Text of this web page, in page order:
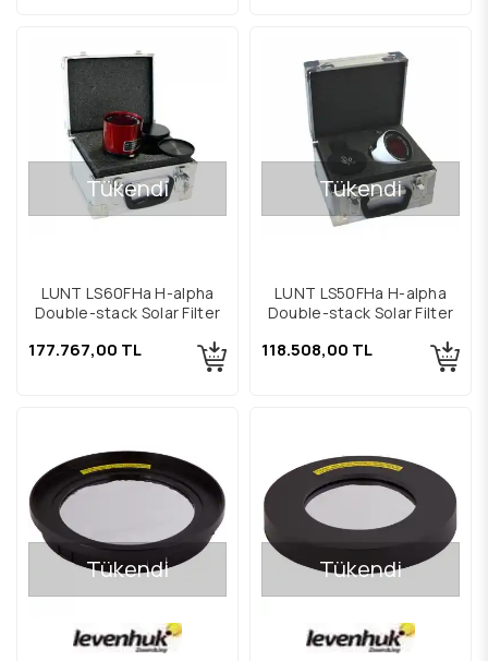
Tükendi
LUNT LS60FHa H-alpha
Double-stack Solar Filter
177.767,00 TL
Tükendi
LUNT LS50FHa H-alpha
Double-stack Solar Filter
118.508,00 TL
Tükendi Tükendi